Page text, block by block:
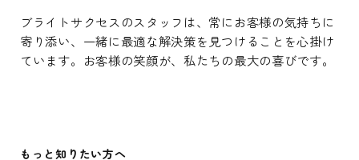
ブライトサクセスのスタッフは、常にお客様の気持ちに
寄り添い、一緒に最適な解決策を見つけることを心掛け
ています。お客様の笑顔が、私たちの最大の喜びです。
もっと知りたい方へ